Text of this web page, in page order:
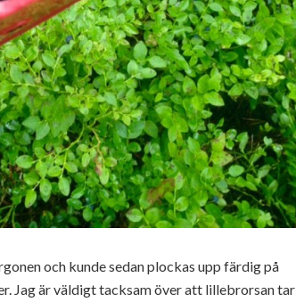
och kunde sedan plockas upp färdig på
Jag är väldigt tacksam över att lillebrorsan tar